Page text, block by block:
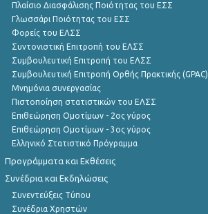
Πλαίσιο Διασφάλισης Ποιότητας του ΕΣΣ
Γλωσσάρι Ποιότητας του ΕΣΣ
Φορείς του ΕΛΣΣ
Συντονιστική Επιτροπή του ΕΛΣΣ
Συμβουλευτική Επιτροπή του ΕΛΣΣ
Συμβουλευτική Επιτροπή Ορθής Πρακτικής (GPAC)
Μνημόνια συνεργασίας
Πιστοποίηση στατιστικών του ΕΛΣΣ
Επιθεώρηση Ομοτίμων - 2ος γύρος
Επιθεώρηση Ομοτίμων - 3ος γύρος
Ελληνικό Στατιστικό Πρόγραμμα
Προγράμματα και Εκθέσεις
Συνέδρια και Εκδηλώσεις
Συνεντεύξεις Τύπου
Συνέδρια Χρηστών